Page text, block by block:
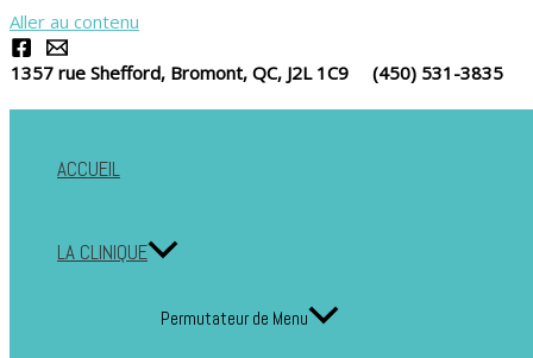
Aller au contenu
1357 rue Shefford, Bromont, QC, J2L 1C9 (450) 531-3835
ACCUEIL
LA CLINIQUE
Permutateur de Menu